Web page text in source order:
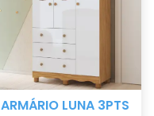
ARMÁRIO LUNA 3PTS